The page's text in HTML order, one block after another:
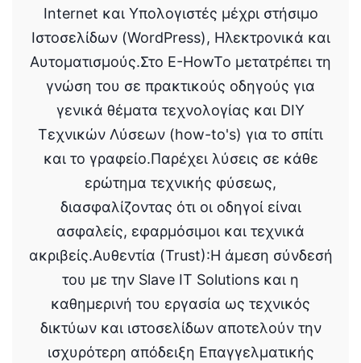
Internet και Υπολογιστές μέχρι στήσιμο
Ιστοσελίδων (WordPress), Ηλεκτρονικά και
Αυτοματισμούς.Στο E-HowTo μετατρέπει τη
γνώση του σε πρακτικούς οδηγούς για
γενικά θέματα τεχνολογίας και DIY
Τεχνικών Λύσεων (how-to's) για το σπίτι
και το γραφείο.Παρέχει λύσεις σε κάθε
ερώτημα τεχνικής φύσεως,
διασφαλίζοντας ότι οι οδηγοί είναι
ασφαλείς, εφαρμόσιμοι και τεχνικά
ακριβείς.Αυθεντία (Trust):Η άμεση σύνδεσή
του με την Slave IT Solutions και η
καθημερινή του εργασία ως τεχνικός
δικτύων και ιστοσελίδων αποτελούν την
ισχυρότερη απόδειξη Επαγγελματικής